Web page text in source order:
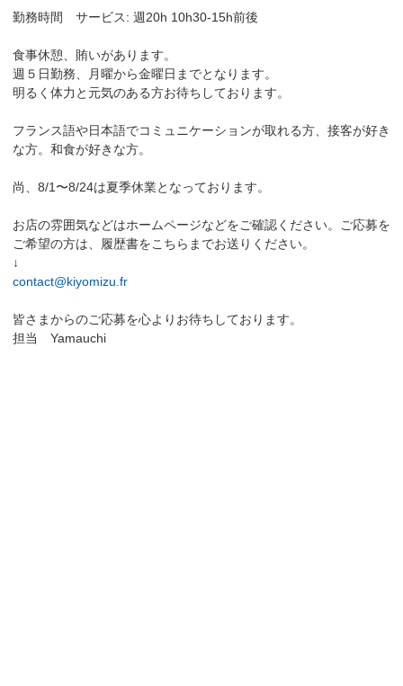
勤務時間 サービス: 週20h 10h30-15h前後
食事休憩、賄いがあります。
週５日勤務、月曜から金曜日までとなります。
明るく体力と元気のある方お待ちしております。
フランス語や日本語でコミュニケーションが取れる方、接客が好き
な方。和食が好きな方。
尚、8/1〜8/24は夏季休業となっております。
お店の雰囲気などはホームページなどをご確認ください。ご応募を
ご希望の方は、履歴書をこちらまでお送りください。
↓
contact@kiyomizu.fr
皆さまからのご応募を心よりお待ちしております。
担当 Yamauchi